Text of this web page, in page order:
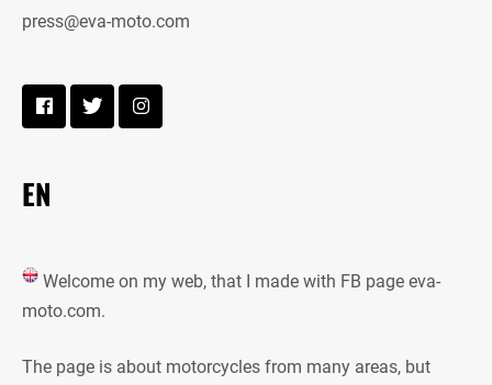
press@eva-moto.com
EN
Welcome on my web, that I made with FB page eva-
moto.com.
The page is about motorcycles from many areas, but